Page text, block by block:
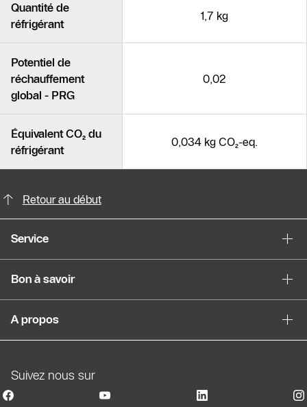
Quantité de
réfrigérant
1,7 kg
Potentiel de
réchauffement
global - PRG
0,02
Équivalent CO₂ du
réfrigérant
0,034 kg CO₂-eq.
Slider Cest une galerie dimages
Retour au début
Service
Bon à savoir
A propos
Suivez nous sur